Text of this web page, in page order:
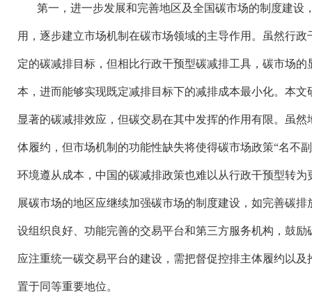
第一，进一步发展和完善地区及全国碳市场的制度建设
用，逐步建立市场机制在碳市场领域的主导作用。虽然行
定的碳减排目标，但相比行政干预型碳减排工具，碳市场
本，进而能够实现既定减排目标下的减排成本最小化。本
显著的碳减排效应，但碳交易在其中发挥的作用有限。虽
体履约，但市场机制的功能性缺失将使得碳市场政策“名不
环境遵从成本，中国的碳减排政策也难以从行政干预型转
展碳市场的地区应继续加强碳市场的制度建设，如完善碳
设组织良好、功能完善的交易平台和第三方服务机构，鼓
应注重统一碳交易平台的建设，需把督促控排主体履约以
置于同等重要地位。